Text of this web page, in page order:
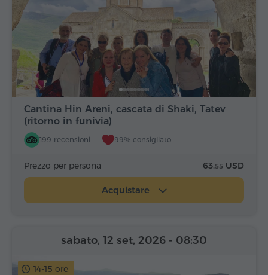
Cantina Hin Areni, cascata di Shaki, Tatev
(ritorno in funivia)
199 recensioni 99% consigliato
Prezzo per persona 63.55 USD
Acquistare
14-15 ore
sabato, 12 set, 2026 - 08:30